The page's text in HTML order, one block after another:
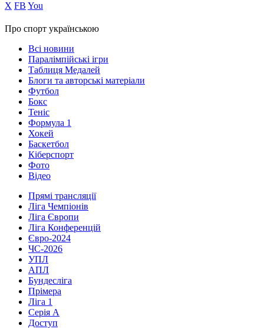
Х FB You
Про спорт українською
Всі новини
Паралімпійські ігри
Таблиця Медалей
Блоги та авторські матеріали
Футбол
Бокс
Теніс
Формула 1
Хокей
Баскетбол
Кіберспорт
Фото
Відео
Прямі трансляції
Ліга Чемпіонів
Ліга Європи
Ліга Конференцій
Євро-2024
ЧС-2026
УПЛ
АПЛ
Бундесліга
Прімера
Ліга 1
Серія А
Доступ